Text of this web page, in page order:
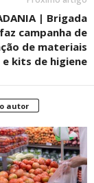
| Brigada
campanha de
de materiais
e kits de higiene
autor